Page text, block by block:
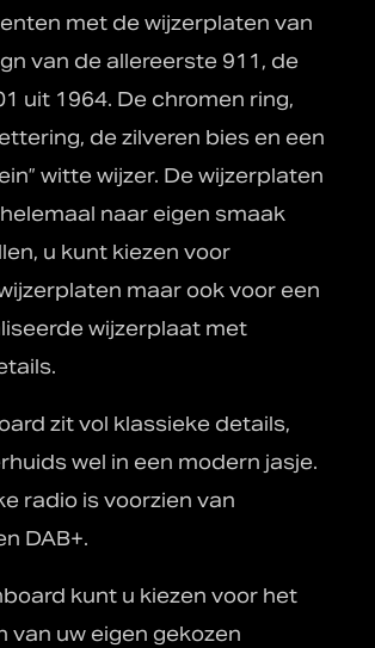
met de wijzerplaten van
van de allereerste 911, de
uit 1964. De chromen ring,
de zilveren bies en een
witte wijzer. De wijzerplaten
naar eigen smaak
u kunt kiezen voor
maar ook voor een
wijzerplaat met
zit vol klassieke details,
wel in een modern jasje.
radio is voorzien van
DAB+.
kunt u kiezen voor het
van uw eigen gekozen